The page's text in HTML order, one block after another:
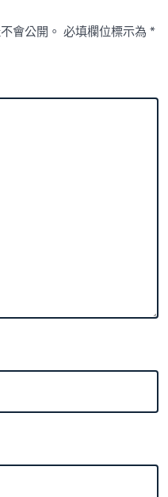
會公開。 必填欄位標示為*